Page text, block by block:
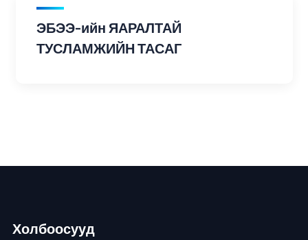
ЭБЭЭ-ийн ЯАРАЛТАЙ
ТУСЛАМЖИЙН ТАСАГ
Холбоосууд